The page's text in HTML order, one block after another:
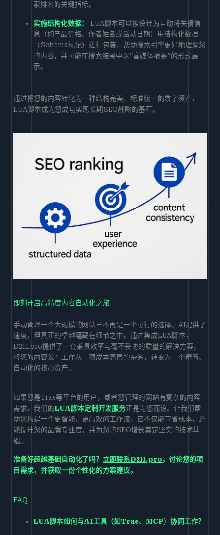
索排名的关键指标。
实施结构化数据：
LUA脚本可以被设计为自动将关键信
息（如产品价格、作者姓名或活动日期）用结构化数据
（Schema标记）进行包装，帮助搜索引擎更好地理解您
的内容，并可能在搜索结果中以“富媒体摘要”的形式展
示。
通过将您的内容转化为一种结构完美、标准统一的数字资产，
LUA脚本成为您成功实现长期SEO战略的基石。
即刻开启高精度内容自动化之旅
手动管理一个大规模的网站已不再是一个可行的选择。AI提供了
速度，但真正的卓越蕴藏在细节之中。通过集成LUA脚本，
D2H.pro提供了一套兼具效率与毫不妥协的质量的解决方案，
将您的内容发布工作从一项成本高昂的杂务，转变为一个精简、
自动化的核心资产。
如果您是Trae等平台的用户，或者您管理的网站有复杂的内容
需求，我们的LUA脚本定制开发服务正是为您而设。让我们帮
助您构建一个更智能、更高效的工作流，它不仅能节省成本，还
能提升您的品牌专业度，并为您的SEO增长奠定坚实的技术基
础。
准备好超越基础自动化了吗？ 立即联系D2H.pro，讨论您的项
目需求，并获取一份个性化的方案建议。
FAQ
LUA脚本如何与AI工具（如Trae、MCP）协同工作？